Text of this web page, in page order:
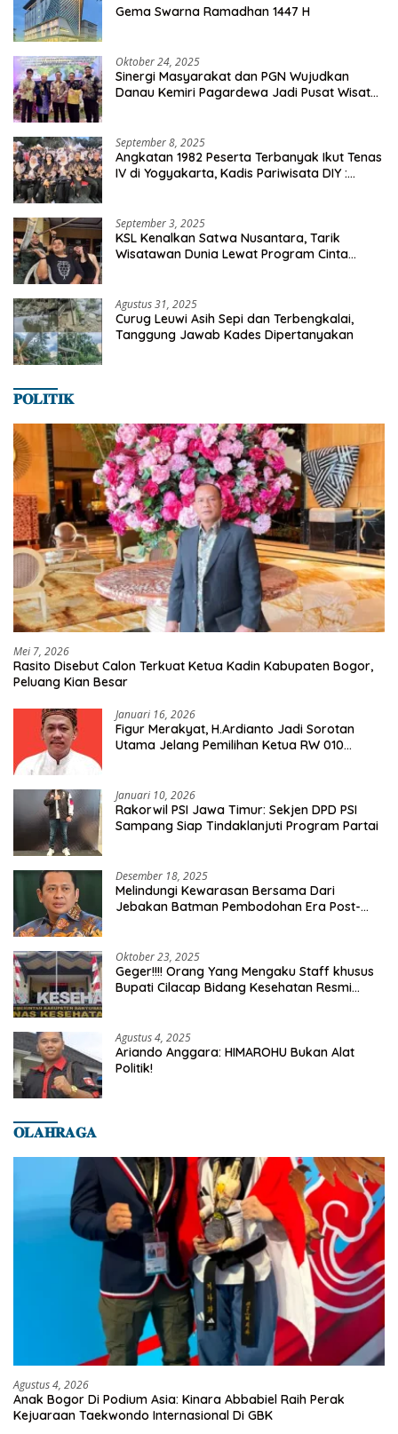
Gema Swarna Ramadhan 1447 H
Oktober 24, 2025
Sinergi Masyarakat dan PGN Wujudkan
Danau Kemiri Pagardewa Jadi Pusat Wisata
September 8, 2025
Angkatan 1982 Peserta Terbanyak Ikut Tenas
IV di Yogyakarta, Kadis Pariwisata DIY :
September 3, 2025
KSL Kenalkan Satwa Nusantara, Tarik
Wisatawan Dunia Lewat Program Cinta
Agustus 31, 2025
Curug Leuwi Asih Sepi dan Terbengkalai,
Tanggung Jawab Kades Dipertanyakan
𝐏𝐎𝐋𝐈𝐓𝐈𝐊
Mei 7, 2026
Rasito Disebut Calon Terkuat Ketua Kadin Kabupaten Bogor,
Peluang Kian Besar
Januari 16, 2026
Figur Merakyat, H.Ardianto Jadi Sorotan
Utama Jelang Pemilihan Ketua RW 010
Januari 10, 2026
Rakorwil PSI Jawa Timur: Sekjen DPD PSI
Sampang Siap Tindaklanjuti Program Partai
Desember 18, 2025
Melindungi Kewarasan Bersama Dari
Jebakan Batman Pembodohan Era Post-
Oktober 23, 2025
Geger!!!! Orang Yang Mengaku Staff khusus
Bupati Cilacap Bidang Kesehatan Resmi
Agustus 4, 2025
Ariando Anggara: HIMAROHU Bukan Alat
Politik!
𝐎𝐋𝐀𝐇𝐑𝐀𝐆𝐀
Agustus 4, 2026
Anak Bogor Di Podium Asia: Kinara Abbabiel Raih Perak
Kejuaraan Taekwondo Internasional Di GBK